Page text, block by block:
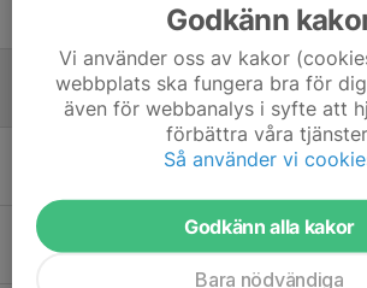
3 maj, 18:17 0
Vardagslyx för Damer U
27 apr, 22:09 0
Damer U - U16 Mästerskapet
Damer U - VSS Senior 25/26
16 apr, 14:01 0
Godkänn
Vi använder oss av kakor
webbplats ska fungera bra för
även för webbanalys i syfte att
förbättra våra
Så använder vi
Godkänn alla kakor
Bara nödvändiga